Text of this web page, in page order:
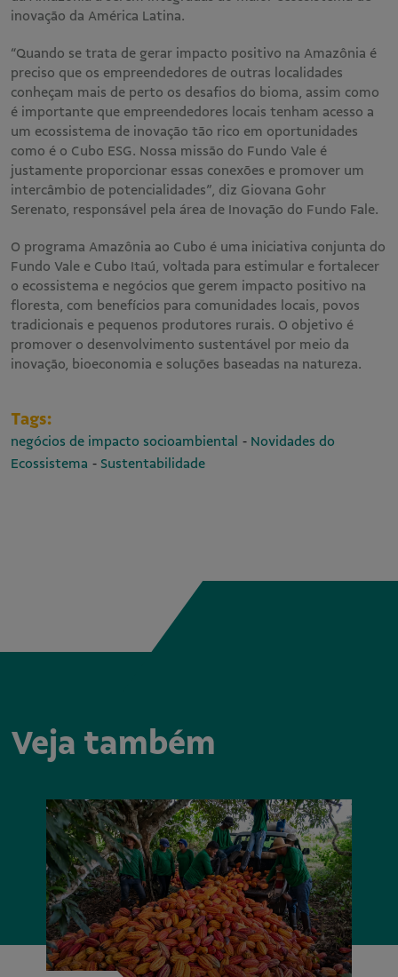
inovação da América Latina.
“Quando se trata de gerar impacto positivo na Amazônia é
preciso que os empreendedores de outras localidades
conheçam mais de perto os desafios do bioma, assim como
é importante que empreendedores locais tenham acesso a
um ecossistema de inovação tão rico em oportunidades
como é o Cubo ESG. Nossa missão do Fundo Vale é
justamente proporcionar essas conexões e promover um
intercâmbio de potencialidades”, diz Giovana Gohr
Serenato, responsável pela área de Inovação do Fundo Fale.
O programa Amazônia ao Cubo é uma iniciativa conjunta do
Fundo Vale e Cubo Itaú, voltada para estimular e fortalecer
o ecossistema e negócios que gerem impacto positivo na
floresta, com benefícios para comunidades locais, povos
tradicionais e pequenos produtores rurais​. O objetivo é
promover o desenvolvimento sustentável por meio da
inovação, bioeconomia e soluções baseadas na natureza.
Tags:
negócios de impacto socioambiental - Novidades do
Ecossistema - Sustentabilidade
Veja também